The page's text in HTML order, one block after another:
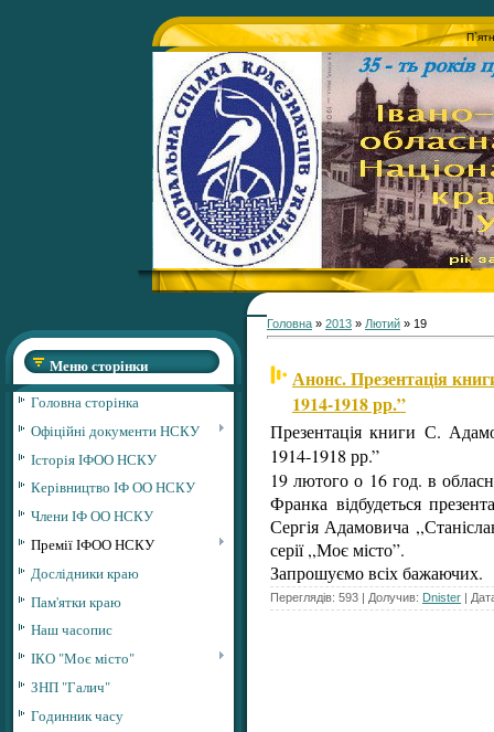
Меню сторінки
Головна сторінка
Офіційні документи НСКУ
Історія ІФОО НСКУ
Керівництво ІФ ОО НСКУ
Члени ІФ ОО НСКУ
Премії ІФОО НСКУ
Дослідники краю
Пам'ятки краю
Наш часопис
ІКО "Моє місто"
ЗНП "Галич"
Годинник часу
Головна » 2013 » Лютий » 19
Анонс. Презентація
1914-1918 рр.”
Презентація книги С.
1914-1918 рр.”
19 лютого о 16 год. в
Франка відбудеться
Сергія Адамовича
серії ,,Моє місто”.
Запрошуємо всіх бажаючих.
Переглядів: 593 | Долучив: Dnister |